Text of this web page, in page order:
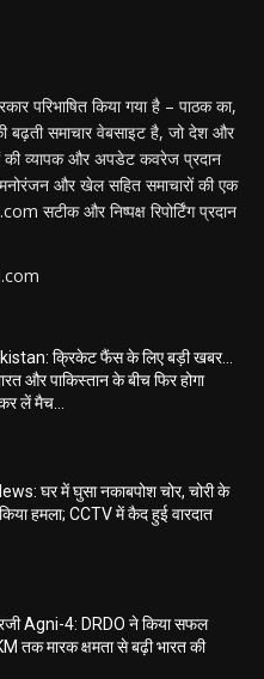
परिभाषित किया गया है – पाठक का,
बढ़ती समाचार वेबसाइट है, जो देश और
की व्यापक और अपडेट कवरेज प्रदान
मनोरंजन और खेल सहित समाचारों की एक
सटीक और निष्पक्ष रिपोर्टिंग प्रदान
क्रिकेट फैंस के लिए बड़ी खबर…
और पाकिस्तान के बीच फिर होगा
लें मैच...
घर में घुसा नकाबपोश चोर, चोरी के
किया हमला; CCTV में कैद हुई वारदात
Agni-4: DRDO ने किया सफल
तक मारक क्षमता से बढ़ी भारत की